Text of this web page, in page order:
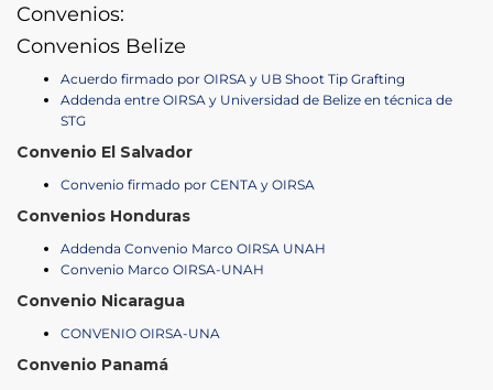
Convenios:
Convenios Belize
Acuerdo firmado por OIRSA y UB Shoot Tip Grafting
Addenda entre OIRSA y Universidad de Belize en técnica de
STG
Convenio El Salvador
Convenio firmado por CENTA y OIRSA
Convenios Honduras
Addenda Convenio Marco OIRSA UNAH
Convenio Marco OIRSA-UNAH
Convenio Nicaragua
CONVENIO OIRSA-UNA
Convenio Panamá